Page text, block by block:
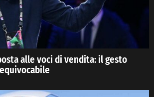
alle voci di vendita: il gesto